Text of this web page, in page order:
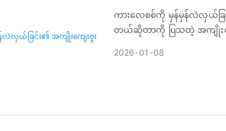
ကားလေစစ်ကို မှန်မှန်လဲလှယ်ခ
တယ်ဆိုတာကို ပြသတဲ့ အကျိုးကျ
2026 01 08